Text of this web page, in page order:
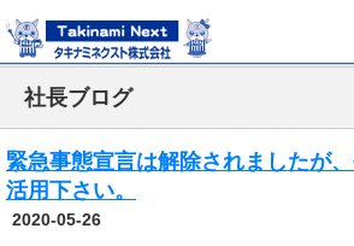
社長ブログ
緊急事態宣言は解除されましたが
活用下さい。
2020-05-26